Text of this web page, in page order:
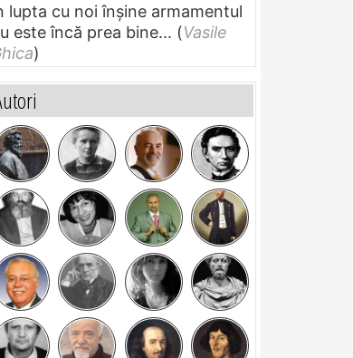
lupta cu noi înșine armamentul
este încă prea bine... (Vasile
)